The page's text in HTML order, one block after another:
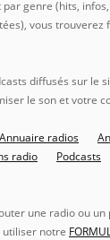
genre (hits,
vous
diffusés sur le
le son et votre
Annuaire radios
radio Podcasts
une radio ou
utiliser notre